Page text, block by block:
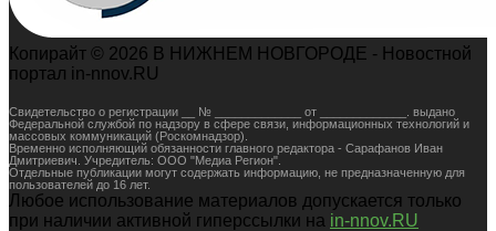
Копирайт © 2026 В НИЖНЕМ НОВГОРОДЕ - Новостной
портал in-nnov.RU
Свидетельство о регистрации __ № _____________ от _____________. выдано
Федеральной службой по надзору в сфере связи, информационных технологий и
массовых коммуникаций (Роскомнадзор).
Временно исполняющий обязанности главного редактора - Сарафанов Иван
Дмитриевич. Учредитель: ООО "Медиа Регион".
Отдельные публикации могут содержать информацию, не предназначенную для
пользователей до 16 лет.
Любое использование материалов допускается только
при наличии активной гиперссылки на in-nnov.RU